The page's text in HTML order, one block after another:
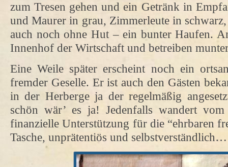
zum Tresen gehen und ein Getränk in
und Maurer in grau, Zimmerleute in
auch noch ohne Hut – ein bunter Haufen.
Innenhof der Wirtschaft und betreiben
Eine Weile später erscheint noch ein
fremder Geselle. Er ist auch den Gästen
in der Herberge ja der regelmäßig
schön wär’ es ja! Jedenfalls wandert
finanzielle Unterstützung für die “ehrbaren
Tasche, unprätentiös und selbstverständlich…